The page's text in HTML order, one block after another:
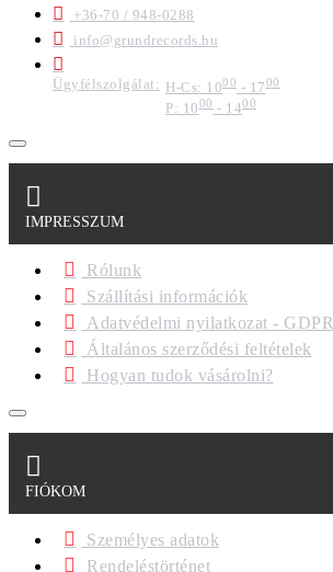
+36-70 / 948-0288
info@grundrecords.hu
Ügyfélszolgálat: H-Cs: 1000 - 1700
P: 1000- 1400
IMPRESSZUM
Rólunk
Szállítási információk
Adatvédelmi nyilatkozat - GDPR
Általános szerződési feltételek
Hogyan tudok vásárolni?
FIÓKOM
Személyes adatok
Rendeléstörténet